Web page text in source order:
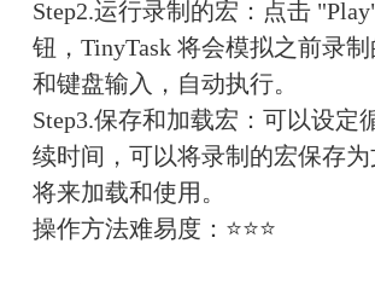
Step2.运行录制的宏：点击
钮，TinyTask 将会模拟之前录
和键盘输入，自动执行。
Step3.保存和加载宏：可以设定
续时间，可以将录制的宏保存
将来加载和使用。
操作方法难易度： ⭐⭐⭐